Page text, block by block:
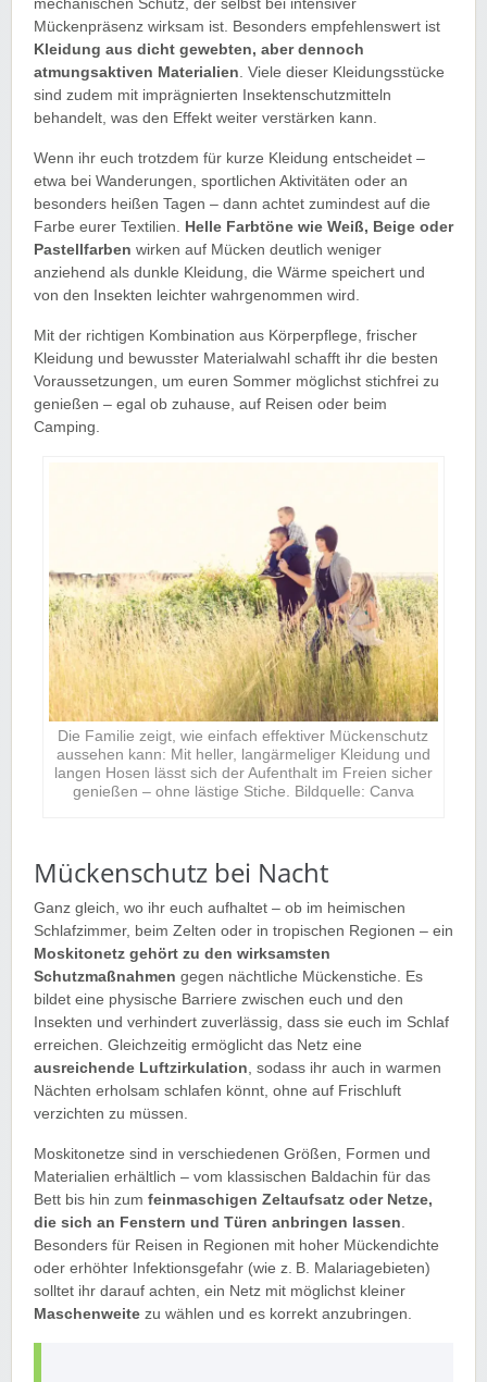
mechanischen Schutz, der selbst bei intensiver
Mückenpräsenz wirksam ist. Besonders empfehlenswert ist
Kleidung aus dicht gewebten, aber dennoch
atmungsaktiven Materialien . Viele dieser Kleidungsstücke
sind zudem mit imprägnierten Insektenschutzmitteln
behandelt, was den Effekt weiter verstärken kann.
Wenn ihr euch trotzdem für kurze Kleidung entscheidet –
etwa bei Wanderungen, sportlichen Aktivitäten oder an
besonders heißen Tagen – dann achtet zumindest auf die
Farbe eurer Textilien.
Helle Farbtöne wie Weiß, Beige oder
Pastellfarben wirken auf Mücken deutlich weniger
anziehend als dunkle Kleidung, die Wärme speichert und
von den Insekten leichter wahrgenommen wird.
Mit der richtigen Kombination aus Körperpflege, frischer
Kleidung und bewusster Materialwahl schafft ihr die besten
Voraussetzungen, um euren Sommer möglichst stichfrei zu
genießen – egal ob zuhause, auf Reisen oder beim
Camping.
Die Familie zeigt, wie einfach effektiver Mückenschutz
aussehen kann: Mit heller, langärmeliger Kleidung und
langen Hosen lässt sich der Aufenthalt im Freien sicher
genießen – ohne lästige Stiche. Bildquelle: Canva
Mückenschutz bei Nacht
Ganz gleich, wo ihr euch aufhaltet – ob im heimischen
Schlafzimmer, beim Zelten oder in tropischen Regionen – ein
Moskitonetz gehört zu den wirksamsten
Schutzmaßnahmen gegen nächtliche Mückenstiche. Es
bildet eine physische Barriere zwischen euch und den
Insekten und verhindert zuverlässig, dass sie euch im Schlaf
erreichen. Gleichzeitig ermöglicht das Netz eine
ausreichende Luftzirkulation , sodass ihr auch in warmen
Nächten erholsam schlafen könnt, ohne auf Frischluft
verzichten zu müssen.
Moskitonetze sind in verschiedenen Größen, Formen und
Materialien erhältlich – vom klassischen Baldachin für das
Bett bis hin zum feinmaschigen Zeltaufsatz oder Netze,
die sich an Fenstern und Türen anbringen lassen
Besonders für Reisen in Regionen mit hoher Mückendichte
oder erhöhter Infektionsgefahr (wie z. B. Malariagebieten)
solltet ihr darauf achten, ein Netz mit möglichst kleiner
Maschenweite zu wählen und es korrekt anzubringen.